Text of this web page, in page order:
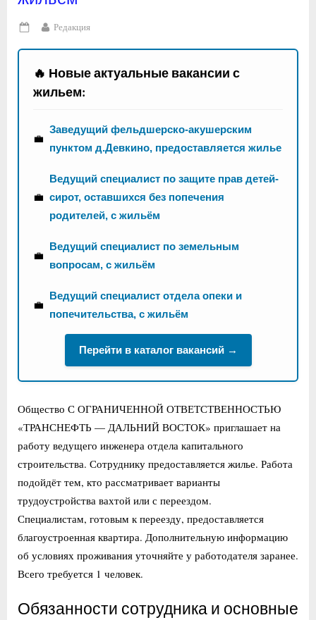
Posted
on
By
Редакция
🔥 Новые актуальные вакансии с
жильем:
💼
Заведущий фельдшерско-акушерским
пунктом д.Девкино, предоставляется жилье
💼
Ведущий специалист по защите прав детей-
сирот, оставшихся без попечения
родителей, с жильём
💼
Ведущий специалист по земельным
вопросам, с жильём
💼
Ведущий специалист отдела опеки и
попечительства, с жильём
Перейти в каталог вакансий →
Общество С ОГРАНИЧЕННОЙ ОТВЕТСТВЕННОСТЬЮ
«ТРАНСНЕФТЬ — ДАЛЬНИЙ ВОСТОК» приглашает на
работу ведущего инженера отдела капитального
строительства. Сотруднику предоставляется жилье. Работа
подойдёт тем, кто рассматривает варианты
трудоустройства вахтой или с переездом.
Специалистам, готовым к переезду, предоставляется
благоустроенная квартира. Дополнительную информацию
об условиях проживания уточняйте у работодателя заранее.
Всего требуется 1 человек.
Обязанности сотрудника и основные